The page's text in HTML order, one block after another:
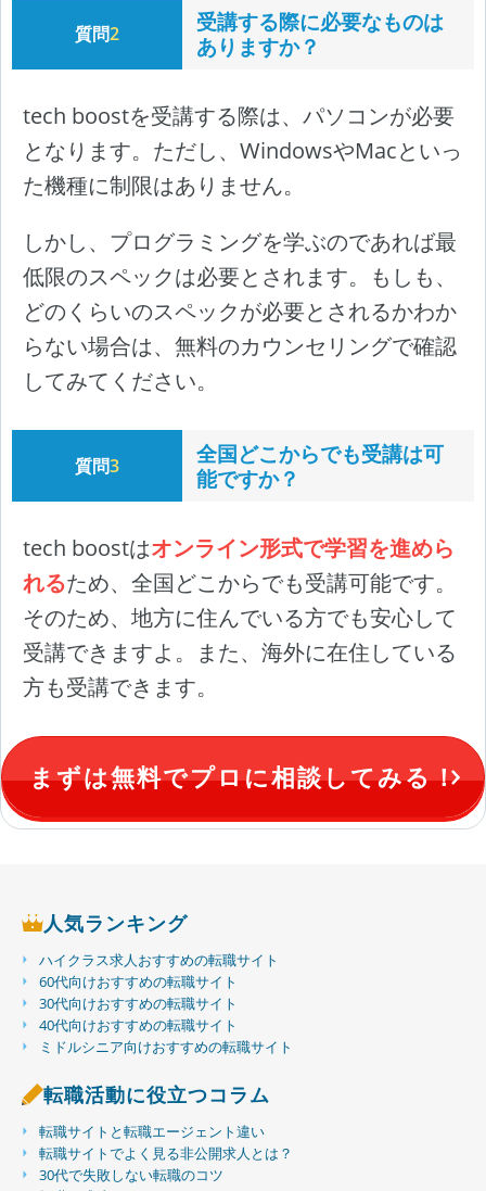
質問2
受講する際に必要なものは
ありますか？
tech boostを受講する際は、パソコンが必要
となります。ただし、WindowsやMacといっ
た機種に制限はありません。
しかし、プログラミングを学ぶのであれば最
低限のスペックは必要とされます。もしも、
どのくらいのスペックが必要とされるかわか
らない場合は、無料のカウンセリングで確認
してみてください。
質問3
全国どこからでも受講は可
能ですか？
tech boostはオンライン形式で学習を進めら
れるため、全国どこからでも受講可能です。
そのため、地方に住んでいる方でも安心して
受講できますよ。また、海外に在住している
方も受講できます。
まずは無料でプロに相談してみる！
人気ランキング
ハイクラス求人おすすめの転職サイト
60代向けおすすめの転職サイト
30代向けおすすめの転職サイト
40代向けおすすめの転職サイト
ミドルシニア向けおすすめの転職サイト
転職活動に役立つコラム
転職サイトと転職エージェント違い
転職サイトでよく見る非公開求人とは？
30代で失敗しない転職のコツ